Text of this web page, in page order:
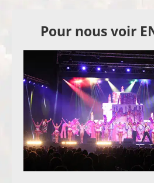
Pour nous voir